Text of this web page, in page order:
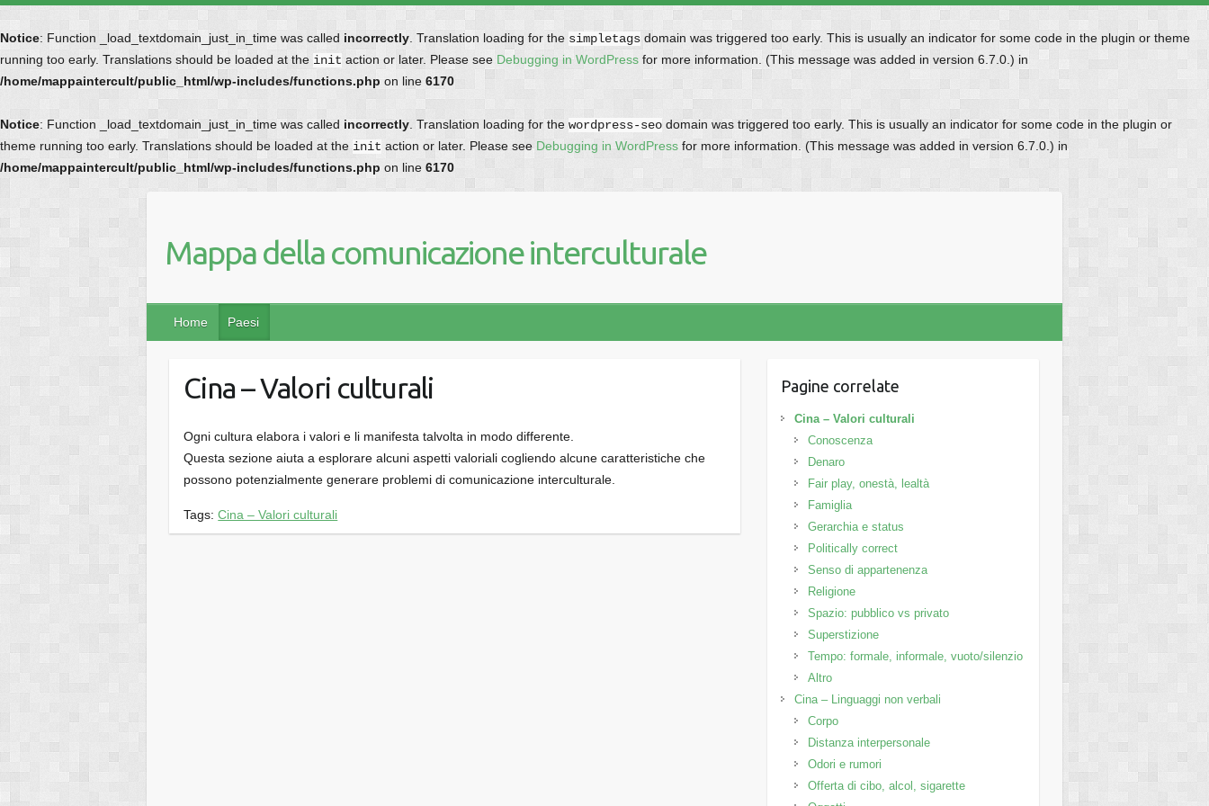
Notice: Function _load_textdomain_just_in_time was called incorrectly . Translation loading for the simpletags domain was triggered too early. This is usually an indicator for some code in the plugin or theme
running too early. Translations should be loaded at the init action or later. Please see Debugging in WordPress for more information. (This message was added in version 6.7.0.) in
/home/mappaintercult/public_html/wp-includes/functions.php on line 6170
Notice: Function _load_textdomain_just_in_time was called incorrectly . Translation loading for the wordpress-seo domain was triggered too early. This is usually an indicator for some code in the plugin or
theme running too early. Translations should be loaded at the init action or later. Please seeDebugging in WordPress for more information. (This message was added in version 6.7.0.) in
/home/mappaintercult/public_html/wp-includes/functions.php on line 6170
Mappa della comunicazione interculturale
Home Paesi
Cina – Valori culturali
Ogni cultura elabora i valori e li manifesta talvolta in modo differente.
Questa sezione aiuta a esplorare alcuni aspetti valoriali cogliendo alcune caratteristiche che
possono potenzialmente generare problemi di comunicazione interculturale.
Tags:Cina – Valori culturali
Pagine correlate
Cina – Valori culturali
Conoscenza
Denaro
Fair play, onestà, lealtà
Famiglia
Gerarchia e status
Politically correct
Senso di appartenenza
Religione
Spazio: pubblico vs privato
Superstizione
Tempo: formale, informale, vuoto/silenzio
Altro
Cina – Linguaggi non verbali
Corpo
Distanza interpersonale
Odori e rumori
Offerta di cibo, alcol, sigarette